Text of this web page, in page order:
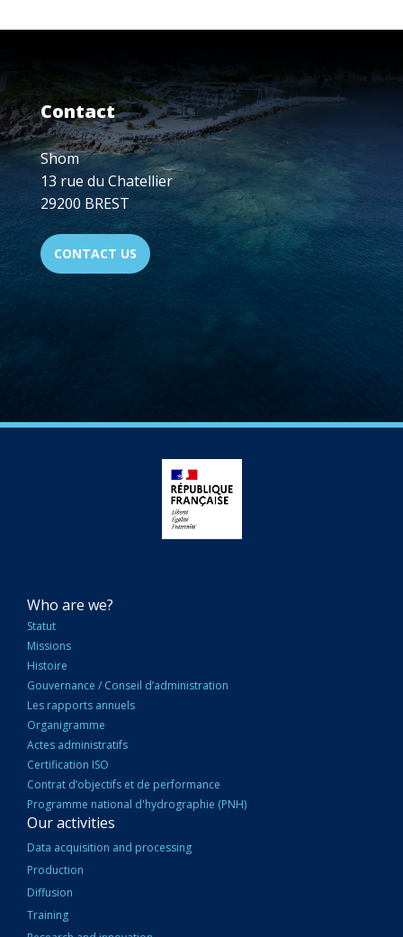
Contact
Shom
13 rue du Chatellier
29200 BREST
CONTACT US
NAVIGATION
PRINCIPALE
Who are we?
Statut
Missions
Histoire
Gouvernance / Conseil d’administration
Les rapports annuels
Organigramme
Actes administratifs
Certification ISO
Contrat d’objectifs et de performance
Programme national d'hydrographie (PNH)
Our activities
Data acquisition and processing
Production
Diffusion
Training